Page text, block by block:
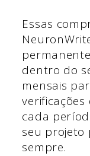
Essas
dentro do
mensais
cada
seu projeto
sempre.